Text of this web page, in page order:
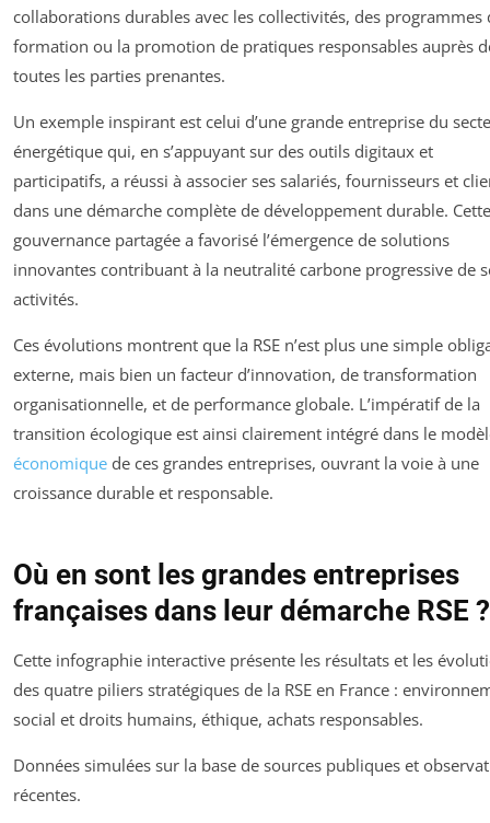
collaborations durables avec les collectivités, des programmes
formation ou la promotion de pratiques responsables auprès
toutes les parties prenantes.
Un exemple inspirant est celui d’une grande entreprise du
énergétique qui, en s’appuyant sur des outils digitaux et
participatifs, a réussi à associer ses salariés, fournisseurs et
dans une démarche complète de développement durable. Cette
gouvernance partagée a favorisé l’émergence de solutions
innovantes contribuant à la neutralité carbone progressive de
activités.
Ces évolutions montrent que la RSE n’est plus une simple
externe, mais bien un facteur d’innovation, de transformation
organisationnelle, et de performance globale. L’impératif de la
transition écologique est ainsi clairement intégré dans le
économique de ces grandes entreprises, ouvrant la voie à une
croissance durable et responsable.
Où en sont les grandes entreprises
françaises dans leur démarche RSE ?
Cette infographie interactive présente les résultats et les
des quatre piliers stratégiques de la RSE en France :
social et droits humains, éthique, achats responsables.
Données simulées sur la base de sources publiques et
récentes.